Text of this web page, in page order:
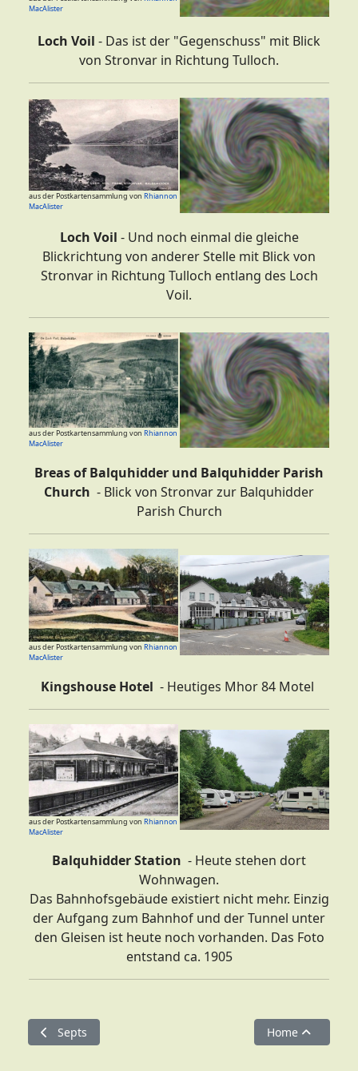
MacAlister
Loch Voil - Das ist der "Gegenschuss" mit Blick
von Stronvar in Richtung Tulloch.
aus der Postkartensammlung von Rhiannon
MacAlister
Loch Voil - Und noch einmal die gleiche
Blickrichtung von anderer Stelle mit Blick von
Stronvar in Richtung Tulloch entlang des Loch
Voil.
aus der Postkartensammlung von Rhiannon
MacAlister
Breas of Balquhidder und Balquhidder Parish
Church - Blick von Stronvar zur Balquhidder
Parish Church
aus der Postkartensammlung von Rhiannon
MacAlister
Kingshouse Hotel - Heutiges Mhor 84 Motel
aus der Postkartensammlung von Rhiannon
MacAlister
Balquhidder Station - Heute stehen dort
Wohnwagen.
Das Bahnhofsgebäude existiert nicht mehr. Einzig
der Aufgang zum Bahnhof und der Tunnel unter
den Gleisen ist heute noch vorhanden. Das Foto
entstand ca. 1905
Vorheriger Beitrag: Septs
Septs Nächster
Home